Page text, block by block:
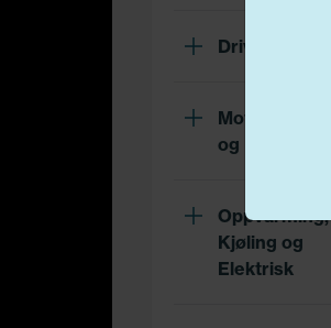
Drivverk
Motor,
og Eksos
Oppvarming,
Kjøling og
Elektrisk